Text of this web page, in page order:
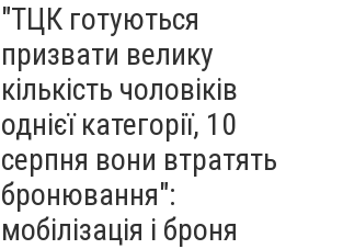
"ТЦК готуються
призвати велику
кількість чоловіків
однієї категорії, 10
серпня вони втратять
бронювання":
мобілізація і броня